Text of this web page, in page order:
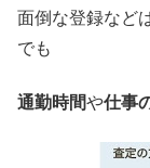
面倒な登録など
でも
通勤時間や仕事